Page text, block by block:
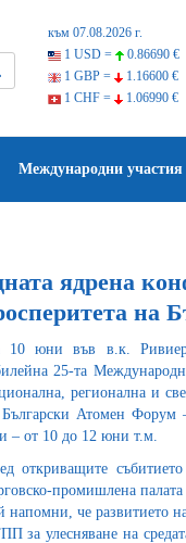
към 07.08.2026 г.
1 USD =
0.86690 €
1 GBP =
1.16600 €
1 CHF =
1.06990 €
Международни участия
ядрена
на
10 юни във в.к.
25-та
регионална и
Български Атомен
– от 10 до 12 юни т.м.
откриващите
промишлена
напомни, че развитието
за улесняване на